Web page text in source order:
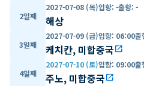
2일째
2027-07-08 (목)입항: -출항: -
해상
3일째
2027-07-09 (금)입항: 06:00출
케치칸, 미합중국open_in_new
4일째
2027-07-10 (토)입항: 09:00출
주노, 미합중국open_in_new